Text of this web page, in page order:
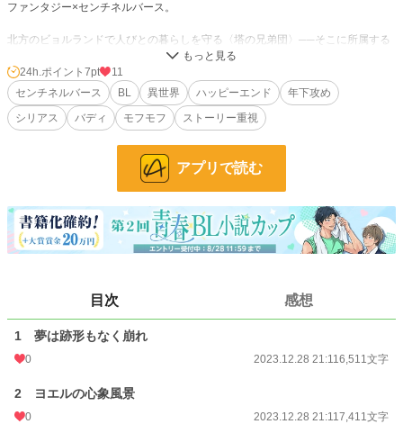
ファンタジー×センチネルバース。
北方のビョルランドで人びとの暮らしを守る〈塔の兄弟団〉──そこに所属する
ガイドのアルは、先輩であり恩人でもあるセンチネルのヨエルに恋心を抱いてい
た。
孤独を好み、めったに微笑まないヨエルも、アルにだけは素顔を垣間見せてくれ
る。いつか想いを告げたら、誓約の番としてヨエルと結ばれたい……というか、
ぶっちゃけ脈アリでは!?
知らない奴だ」と告げられてしまう。
寝耳に水の婚約報告に意気消沈するアル。しかしヨエルにも、アルに秘密にして
そんな中、領内で子供の誘拐事件が発生する。
事件の解決を命じられたアルとヨエルは、互いへの想いを秘めたまま犯人を追う
が──!?
白いバースです。（特にバディ・ミステリー好きにはオススメ！）
に書いていきたいと思います。
書きためての投稿ではなく、執筆しながらの更新をしていきます。
お気軽にコメント頂けると嬉しいです！
24h.ポイント 7pt
11
センチネルバース
BL 異世界 ハッピーエンド
年下攻め
シリアス
バディ モフモフ ストーリー重視
アプリで読む
目次 感想
1 夢は跡形もなく崩れ
0 2023.12.28 21:116,511文字
2 ヨエルの心象風景
0 2023.12.28 21:117,411文字